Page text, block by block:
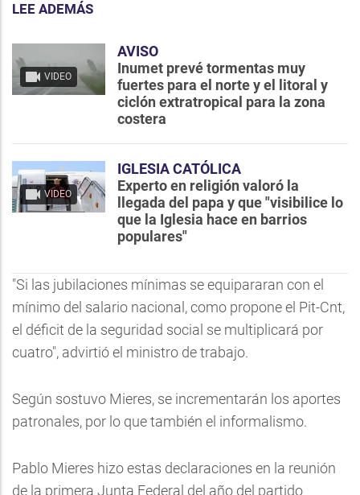
LEE ADEMÁS
VIDEO
AVISO
Inumet prevé tormentas muy
fuertes para el norte y el litoral y
ciclón extratropical para la zona
costera
VIDEO
IGLESIA CATÓLICA
Experto en religión valoró la
llegada del papa y que "visibilice lo
que la Iglesia hace en barrios
populares"
"Si las jubilaciones mínimas se equipararan con el
mínimo del salario nacional, como propone el Pit-Cnt,
el déficit de la seguridad social se multiplicará por
cuatro", advirtió el ministro de trabajo.
Según sostuvo Mieres, se incrementarán los aportes
patronales, por lo que también el informalismo.
Pablo Mieres hizo estas declaraciones en la reunión
de la primera Junta Federal del año del partido